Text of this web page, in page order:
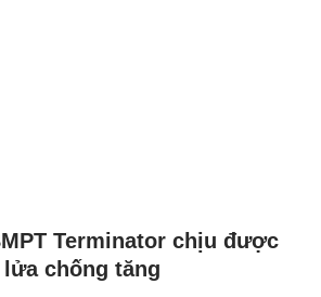
Terminator chịu được
chống tăng